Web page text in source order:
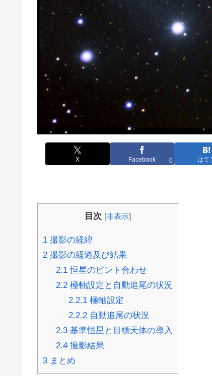
X Facebook 0 はて
目次 [非表示]
1 撮影の経緯
2 撮影の経過及び結果
2.1恒星のピント合わせ
2.2極軸設定と自動追尾の状況
2.2.1 極軸設定
2.2.2 自動追尾の状況
2.3基準恒星と目標天体の導入
2.4撮影結果
3 まとめ